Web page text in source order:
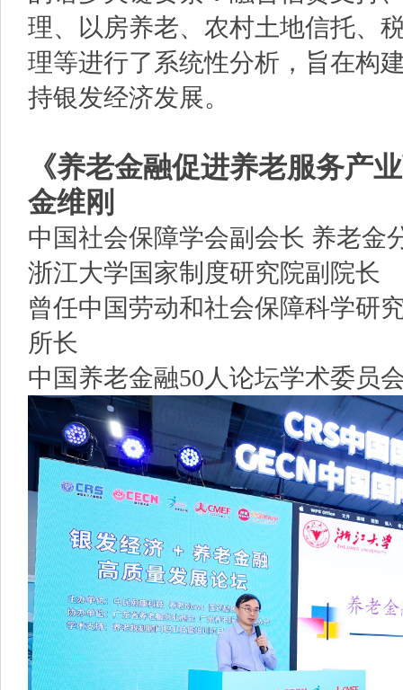
理、以房养老、农村土地信托、
理等进行了系统性分析，旨在构
持银发经济发展。
《养老金融促进养老服务产
金维刚
中国社会保障学会副会长 养老金
浙江大学国家制度研究院副院长
曾任中国劳动和社会保障科学研
所长
中国养老金融50人论坛学术委员